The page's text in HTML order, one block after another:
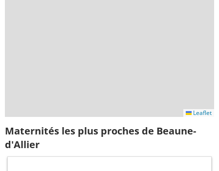
Leaflet
Maternités les plus proches de Beaune-
d'Allier